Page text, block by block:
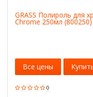
GRASS Полироль для
Chrome 250мл (800250)
0
Все цены